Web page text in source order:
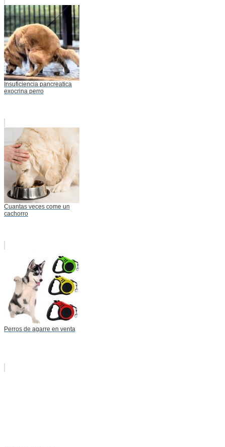
Insuficiencia pancreatica
exocrina perro
Cuantas veces come un
cachorro
Perros de agarre en venta